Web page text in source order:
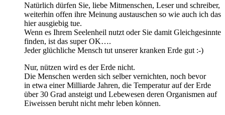
Natürlich dürfen Sie, liebe Mitmenschen, Leser und schreiber,
weiterhin offen ihre Meinung austauschen so wie auch ich das
hier ausgiebig tue.
Wenn es Ihrem Seelenheil nutzt oder Sie damit Gleichgesinnte
finden, ist das super OK….
Jeder glüchliche Mensch tut unserer kranken Erde gut :-)
Nur, nützen wird es der Erde nicht.
Die Menschen werden sich selber vernichten, noch bevor
in etwa einer Milliarde Jahren, die Temperatur auf der Erde
über 30 Grad ansteigt und Lebewesen deren Organismen auf
Eiweissen beruht nicht mehr leben können.